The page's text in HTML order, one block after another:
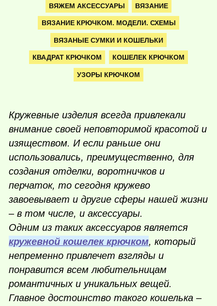
ВЯЖЕМ АКСЕССУАРЫ ВЯЗАНИЕ
ВЯЗАНИЕ КРЮЧКОМ. МОДЕЛИ. СХЕМЫ
ВЯЗАНЫЕ СУМКИ И КОШЕЛЬКИ
КВАДРАТ КРЮЧКОМ КОШЕЛЕК КРЮЧКОМ
УЗОРЫ КРЮЧКОМ
Кружевные изделия всегда привлекали
внимание своей неповторимой красотой и
изяществом. И если раньше они
использовались, преимущественно, для
создания отделки, воротничков и
перчаток, то сегодня кружево
завоевывает и другие сферы нашей жизни
– в том числе, и аксессуары.
Одним из таких аксессуаров является
кружевной кошелек крючком, который
непременно привлечет взгляды и
понравится всем любительницам
романтичных и уникальных вещей.
Главное достоинство такого кошелька –